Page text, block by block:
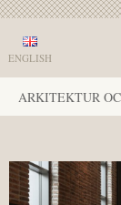
ENGLISH
ARKITEKTUR